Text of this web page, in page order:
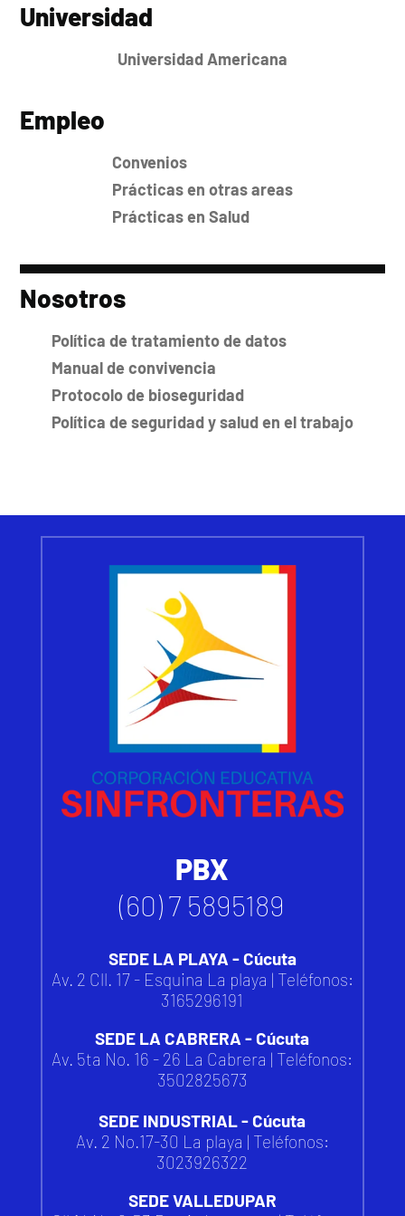
Universidad
Universidad Americana
Empleo
Convenios
Prácticas en otras areas
Prácticas en Salud
Nosotros
Política de tratamiento de datos
Manual de convivencia
Protocolo de bioseguridad
Política de seguridad y salud en el trabajo
PBX
(60) 7 5895189
SEDE LA PLAYA - Cúcuta
Av. 2 Cll. 17 - Esquina La playa | Teléfonos:
3165296191
SEDE LA CABRERA - Cúcuta
Av. 5ta No. 16 - 26 La Cabrera | Teléfonos:
3502825673
SEDE INDUSTRIAL - Cúcuta
Av. 2 No.17-30 La playa | Teléfonos:
3023926322
SEDE VALLEDUPAR